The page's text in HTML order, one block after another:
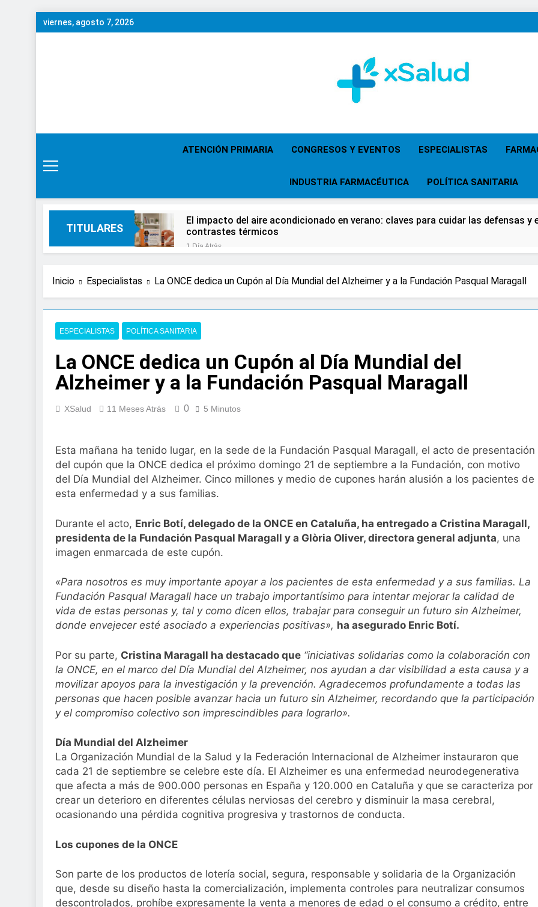
Saltar
al
viernes, agosto 7, 2026
XSalud
ATENCIÓN PRIMARIA CONGRESOS Y EVENTOS ESPECIALISTAS
INDUSTRIA FARMACÉUTICA POLÍTICA SANITARIA
TITULARES
El impacto del aire acondicionado en verano: claves para cuidar las defensas
contrastes térmicos
1 Día Atrás
Expertos de Miranza advierten de que mirar el eclipse solar sin protección
solo unos segundos
La presencia de una bacteria en el tumor podría ser clave en la
colorrectal
ISDIN promueve la importancia de la fotoprotección entre los más pequeños
Minions
La fisioterapia pediátrica puede ayudar a aliviar el malestar asociado al
Aprobado el proyecto de ley del tabaco que amplía los espacios sin humo a
libre
2 Semanas Atrás
El Gobierno aprueba el proyecto de ley del medicamento: más
para el SNS
La fiebre del running llega al verano: por qué el magnesio es clave para el
2 Semanas Atrás
Sanidad publica el primer análisis nacional sobre la situación de las TCAE en
Inicio Especialistas La ONCE dedica un Cupón al Día Mundial del Alzheimer y a la Fundación Pasqual Maragall
ESPECIALISTAS POLÍTICA SANITARIA
La ONCE dedica un Cupón al Día Mundial del
Alzheimer y a la Fundación Pasqual Maragall
XSalud 11 Meses Atrás 0 5 Minutos
Esta mañana ha tenido lugar, en la sede de la Fundación Pasqual Maragall, el acto de presentación
del cupón que la ONCE dedica el próximo domingo 21 de septiembre a la Fundación, con motivo
del Día Mundial del Alzheimer. Cinco millones y medio de cupones harán alusión a los pacientes de
esta enfermedad y a sus familias.
Durante el acto, Enric Botí, delegado de la ONCE en Cataluña, ha entregado a Cristina Maragall,
presidenta de la Fundación Pasqual Maragall y a Glòria Oliver, directora general adjunta, una
imagen enmarcada de este cupón.
«Para nosotros es muy importante apoyar a los pacientes de esta enfermedad y a sus familias. La
Fundación Pasqual Maragall hace un trabajo importantísimo para intentar mejorar la calidad de
vida de estas personas y, tal y como dicen ellos, trabajar para conseguir un futuro sin Alzheimer,
donde envejecer esté asociado a experiencias positivas», ha asegurado Enric Botí.
Por su parte, Cristina Maragall ha destacado que “iniciativas solidarias como la colaboración con
la ONCE, en el marco del Día Mundial del Alzheimer, nos ayudan a dar visibilidad a esta causa y a
movilizar apoyos para la investigación y la prevención. Agradecemos profundamente a todas las
personas que hacen posible avanzar hacia un futuro sin Alzheimer, recordando que la participación
y el compromiso colectivo son imprescindibles para lograrlo».
Día Mundial del Alzheimer
La Organización Mundial de la Salud y la Federación Internacional de Alzheimer instauraron que
cada 21 de septiembre se celebre este día. El Alzheimer es una enfermedad neurodegenerativa
que afecta a más de 900.000 personas en España y 120.000 en Cataluña y que se caracteriza por
crear un deterioro en diferentes células nerviosas del cerebro y disminuir la masa cerebral,
ocasionando una pérdida cognitiva progresiva y trastornos de conducta.
Los cupones de la ONCE
Son parte de los productos de lotería social, segura, responsable y solidaria de la Organización
que, desde su diseño hasta la comercialización, implementa controles para neutralizar consumos
descontrolados, prohíbe expresamente la venta a menores de edad o el consumo a crédito, entre